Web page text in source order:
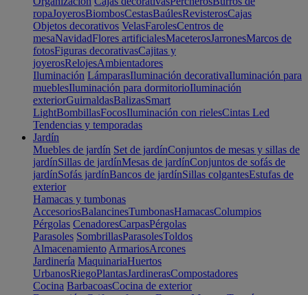
ropaJoyerosBiombosCestasBaúlesRevisterosCajas
Objetos decorativos VelasFarolesCentros de
mesaNavidadFlores artificialesMaceterosJarronesMarcos de
fotosFiguras decorativasCajitas y
joyerosRelojesAmbientadores
Iluminación LámparasIluminación decorativaIluminación para
mueblesIluminación para dormitorioIluminación
exteriorGuirnaldasBalizasSmart
LightBombillasFocosIluminación con rielesCintas Led
Tendencias y temporadas
Jardín
Muebles de jardín Set de jardínConjuntos de mesas y sillas de
jardínSillas de jardínMesas de jardínConjuntos de sofás de
jardínSofás jardínBancos de jardínSillas colgantesEstufas de
exterior
Hamacas y tumbonas
AccesoriosBalancinesTumbonasHamacasColumpios
Pérgolas CenadoresCarpasPérgolas
Parasoles SombrillasParasolesToldos
Almacenamiento ArmariosArcones
Jardinería MaquinariaHuertos
UrbanosRiegoPlantasJardinerasCompostadores
Cocina BarbacoasCocina de exterior